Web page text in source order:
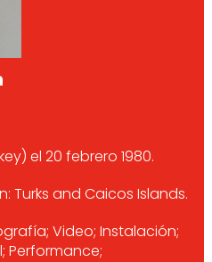
el 20 febrero 1980.
Turks and Caicos Islands.
Video; Instalación;
Performance;